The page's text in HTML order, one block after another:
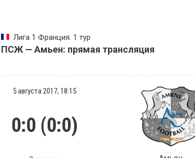
Лига 1 Франция. 1 тур
ПСЖ — Амьен: прямая трансляция
5 августа 2017, 18:15
0:0 (0:0)